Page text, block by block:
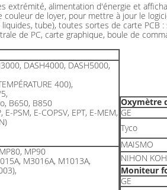
extrémité, alimentation d'énergie et
de loyer, pour mettre à jour le
tube), toutes sortes de carte
de PC, carte graphique, boule de
DASH4000, DASH5000,
400),
B650, B850
PSM, E-COPSV, EPT, E-MEM,
MP90
M3016A, M1013A,
Oxymètre
GE
Tyco
MAISMO
NIHON
Moniteur
GE